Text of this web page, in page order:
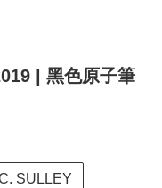
| 黑色原子筆
SULLEY